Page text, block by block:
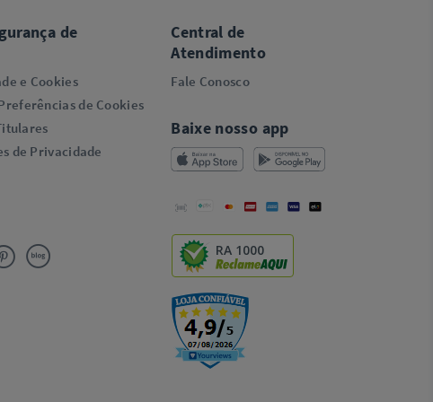
de
e Cookies
de Cookies
de Privacidade
Central de
Atendimento
Fale Conosco
Baixe nosso app
RA 1000